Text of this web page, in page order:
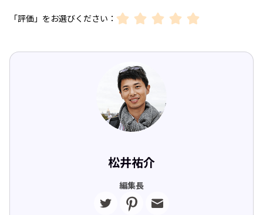
「評価」をお選びください：
松井祐介
編集長